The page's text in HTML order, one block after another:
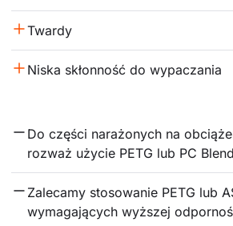
Twardy
Niska skłonność do wypaczania
Do części narażonych na
rozważ użycie PETG lub PC
Zalecamy stosowanie PETG lub
wymagających wyższej